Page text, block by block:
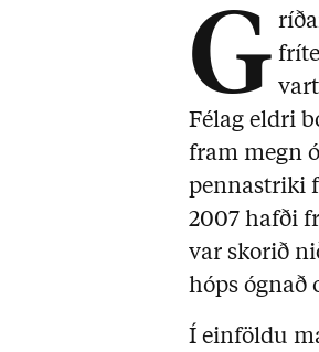
G
Félag eldri
fram megn
pennastriki
2007 hafði
var skorið
hóps ógnað
Í einföldu